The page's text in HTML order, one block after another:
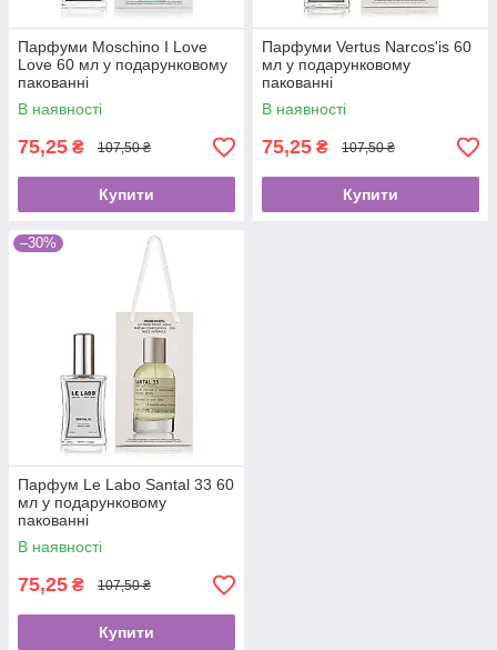
Парфуми Moschino I Love
Love 60 мл у подарунковому
пакованні
В наявності
75,25 ₴ 107,50 ₴
Купити
Парфуми Vertus Narcos'is 60
мл у подарунковому
пакованні
В наявності
75,25 ₴ 107,50 ₴
Купити
–30%
Парфум Le Labo Santal 33 60
мл у подарунковому
пакованні
В наявності
75,25 ₴ 107,50 ₴
Купити